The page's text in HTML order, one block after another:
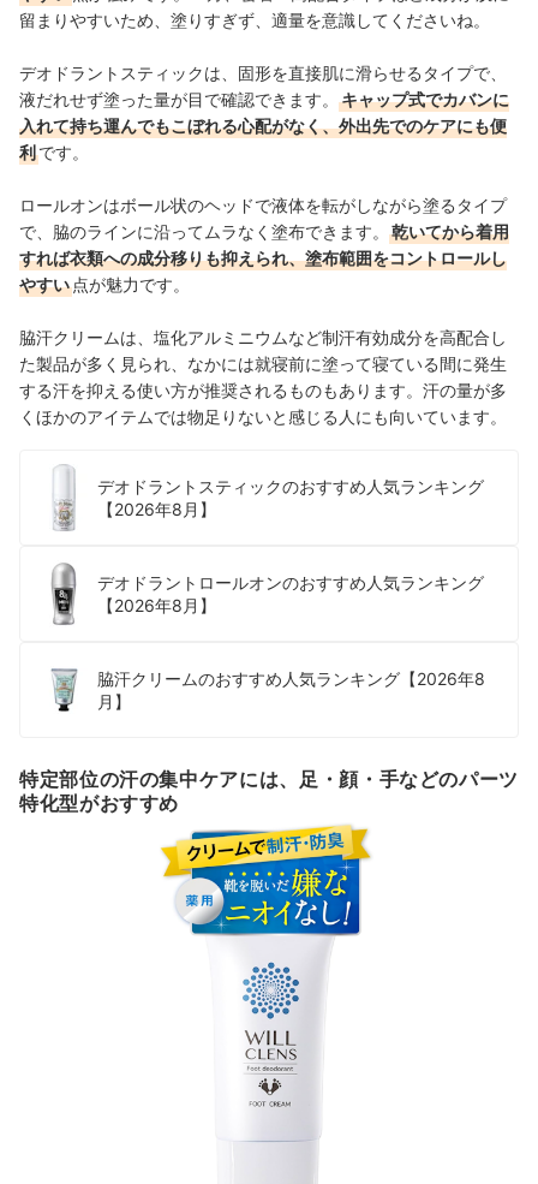
留まりやすいため、塗りすぎず、適量を意識してくださいね。
デオドラントスティックは、固形を直接肌に滑らせるタイプで、
液だれせず塗った量が目で確認できます。
キャップ式でカバンに
入れて持ち運んでもこぼれる心配がなく、外出先でのケアにも便
利です。
ロールオンはボール状のヘッドで液体を転がしながら塗るタイプ
で、脇のラインに沿ってムラなく塗布できます。
乾いてから着用
すれば衣類への成分移りも抑えられ、塗布範囲をコントロールし
やすい 点が魅力です。
脇汗クリームは、塩化アルミニウムなど制汗有効成分を高配合し
た製品が多く見られ、なかには就寝前に塗って寝ている間に発生
する汗を抑える使い方が推奨されるものもあります。汗の量が多
くほかのアイテムでは物足りないと感じる人にも向いています。
デオドラントスティックのおすすめ人気ランキング
【2026年8月】
デオドラントロールオンのおすすめ人気ランキング
【2026年8月】
脇汗クリームのおすすめ人気ランキング【2026年8
月】
特定部位の汗の集中ケアには、足・顔・手などのパーツ
特化型がおすすめ